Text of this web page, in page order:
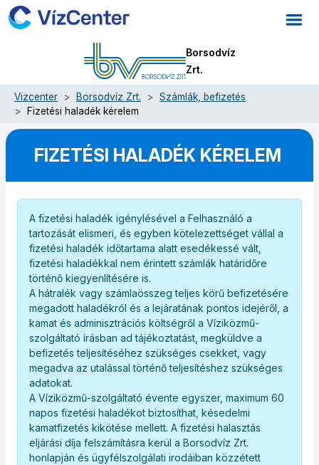
Borsodvíz
Zrt.
Vizcenter Borsodvíz Zrt.
Számlák, befizetés
Fizetési haladék kérelem
FIZETÉSI HALADÉK KÉRELEM
A fizetési haladék igénylésével a Felhasználó a
tartozását elismeri, és egyben kötelezettséget vállal a
fizetési haladék időtartama alatt esedékessé vált,
fizetési haladékkal nem érintett számlák határidőre
történő kiegyenlítésére is.
A hátralék vagy számlaösszeg teljes körű befizetésére
megadott haladékról és a lejáratának pontos idejéről, a
kamat és adminisztrációs költségről a Víziközmű-
szolgáltató írásban ad tájékoztatást, megküldve a
befizetés teljesítéséhez szükséges csekket, vagy
megadva az utalással történő teljesítéshez szükséges
adatokat.
A Víziközmű-szolgáltató évente egyszer, maximum 60
napos fizetési haladékot biztosíthat, késedelmi
kamatfizetés kikötése mellett. A fizetési halasztás
eljárási díja felszámításra kerül a Borsodvíz Zrt.
honlapján és ügyfélszolgálati irodáiban közzétett